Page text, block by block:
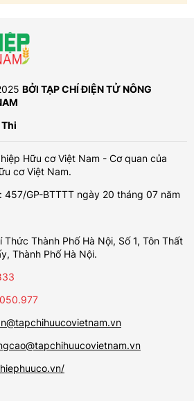
BỞI TẠP CHÍ ĐIỆN TỬ NÔNG
Hữu cơ Việt Nam - Cơ quan của
cơ Việt Nam.
457/GP-BTTTT ngày 20 tháng 07 năm
Thành Phố Hà Nội, Số 1, Tôn Thất
Thành Phố Hà Nội.